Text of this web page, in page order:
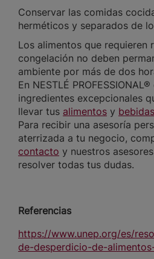
Conservar las comidas
herméticos y separados de
Los alimentos que requieren
congelación no deben
ambiente por más de dos
En NESTLÉ
ingredientes excepcionales
llevar tus alimentos y bebidas
Para recibir una asesoría
aterrizada a tu negocio,
contacto y nuestros
resolver todas tus dudas.
Referencias
https://www.unep.org/es/
de-desperdicio-de-